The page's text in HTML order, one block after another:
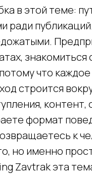
в этой теме:
ради
что
строится
формат
к
но именно
Zavtrak эта